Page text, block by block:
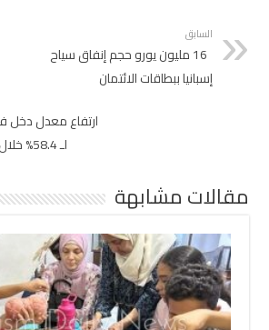
السابق
16 مليون يورو حجم إنفاق سياح
إسبانيا ببطاقات الائتمان
ارتفاع معدل دخل
لـ 58.4% خلال نوفمبر الماضى
مقالات مشابهة